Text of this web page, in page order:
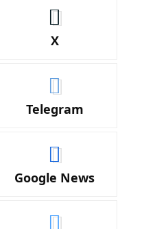
X
Telegram
Google News